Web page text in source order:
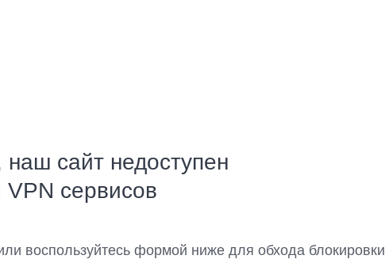
сайт недоступен
VPN сервисов
воспользуйтесь формой ниже для обхода блокировки